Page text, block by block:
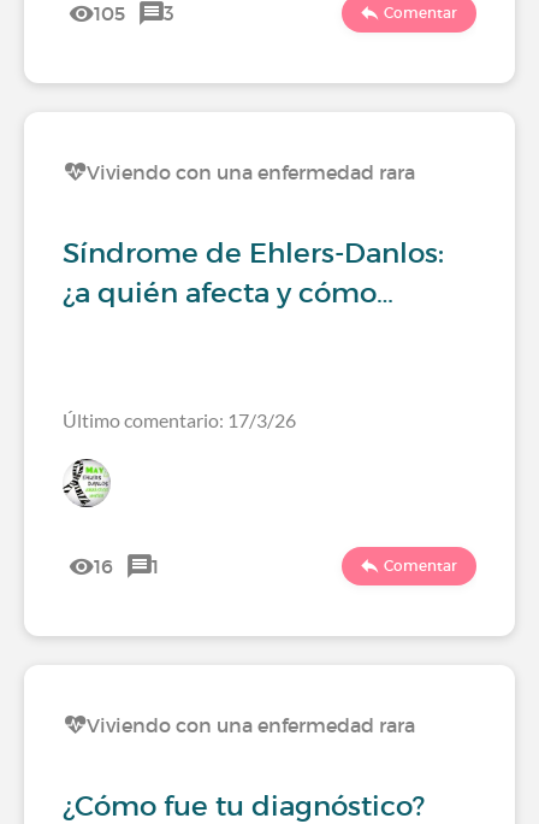
105 3 Comentar
Viviendo con una enfermedad rara
Síndrome de Ehlers-Danlos:
¿a quién afecta y cómo…
Último comentario: 17/3/26
16 1 Comentar
Viviendo con una enfermedad rara
¿Cómo fue tu diagnóstico?